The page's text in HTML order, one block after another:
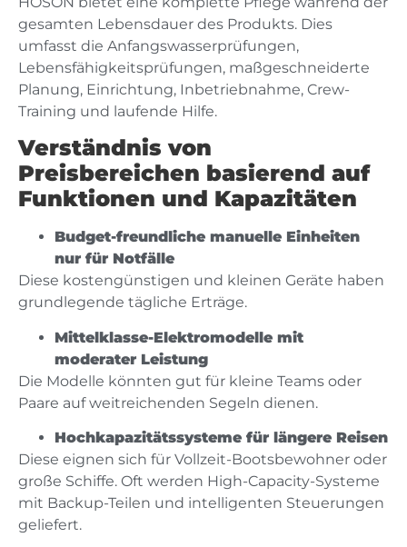
gesamten Lebensdauer des Produkts. Dies
umfasst die Anfangswasserprüfungen,
Lebensfähigkeitsprüfungen, maßgeschneiderte
Planung, Einrichtung, Inbetriebnahme, Crew-
Training und laufende Hilfe.
Verständnis von
Preisbereichen basierend auf
Funktionen und Kapazitäten
Budget-freundliche manuelle Einheiten
nur für Notfälle
Diese kostengünstigen und kleinen Geräte haben
grundlegende tägliche Erträge.
Mittelklasse-Elektromodelle mit
moderater Leistung
Die Modelle könnten gut für kleine Teams oder
Paare auf weitreichenden Segeln dienen.
Hochkapazitätssysteme für längere Reisen
Diese eignen sich für Vollzeit-Bootsbewohner oder
große Schiffe. Oft werden High-Capacity-Systeme
mit Backup-Teilen und intelligenten Steuerungen
geliefert.